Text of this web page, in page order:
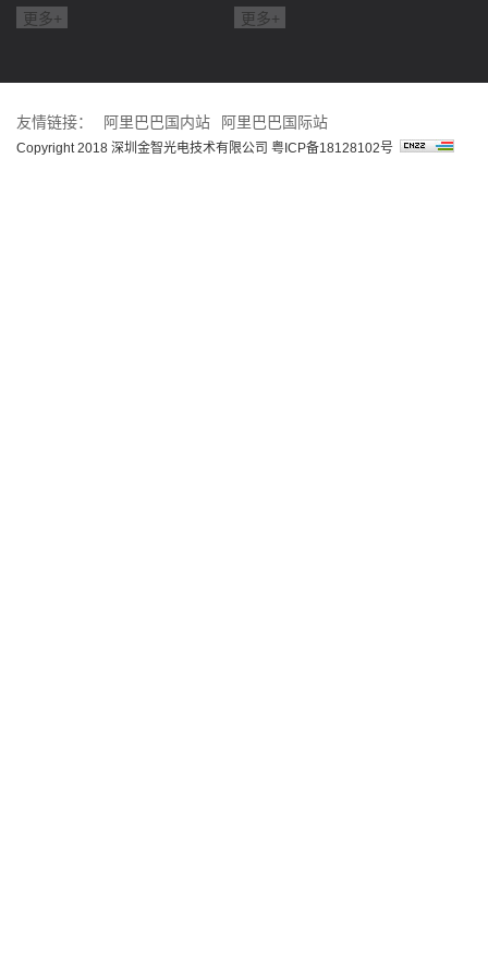
更多+ 更多+
友情链接： 阿里巴巴国内站 阿里巴巴国际站
Copyright 2018 深圳金智光电技术有限公司 粤ICP备18128102号